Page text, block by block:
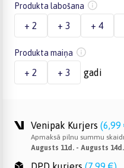
Produkta labošana
+ 2 + 3 + 4
Produkta maiņa
+ 2 + 3 gadi
Venipak Kurjers (6,99
Apmaksā pilnu summu
Augusts 11d. - Augusts 14d.